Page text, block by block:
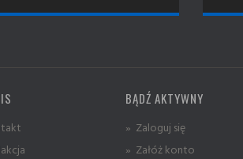
BĄDŹ AKTYWNY
» Zaloguj się
» Załóż konto